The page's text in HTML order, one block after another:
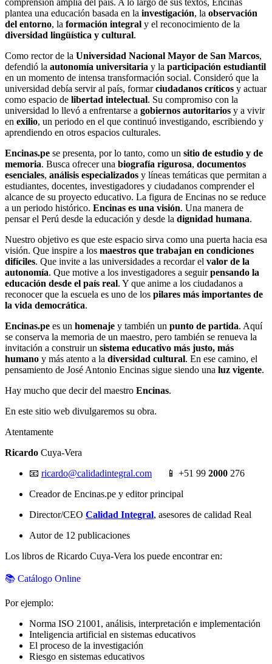
comprensión amplia del país. A lo largo de sus textos, Encinas
plantea una educación basada en la investigación, la observación
del entorno, la formación integral y el reconocimiento de la
diversidad lingüística y cultural.
Como rector de la Universidad Nacional Mayor de San Marcos,
defendió la autonomía universitaria y la participación estudiantil
en un momento de intensa transformación social. Consideró que la
universidad debía servir al país, formarciudadanos críticos y actuar
como espacio de libertad intelectual. Su compromiso con la
universidad lo llevó a enfrentarse a gobiernos autoritarios y a vivir
en exilio, un periodo en el que continuó investigando, escribiendo y
aprendiendo en otros espacios culturales.
Encinas.pe se presenta, por lo tanto, como un sitio de estudio y de
memoria. Busca ofrecer una biografía rigurosa, documentos
esenciales, análisis especializados y líneas temáticas que permitan a
estudiantes, docentes, investigadores y ciudadanos comprender el
alcance de su proyecto educativo. La figura de Encinas no se reduce
a un periodo histórico. Encinas es una visión. Una manera de
pensar el Perú desde la educación y desde la dignidad humana.
Nuestro objetivo es que este espacio sirva como una puerta hacia esa
visión. Que inspire a los maestros que trabajan en condiciones
difíciles. Que invite a las universidades a recordar el valor de la
autonomía. Que motive a los investigadores a seguirpensando la
educación desde el país real. Y que anime a los ciudadanos a
reconocer que la escuela es uno de los pilares más importantes de
la vida democrática.
Encinas.pe es un homenaje y también un punto de partida. Aquí
se conserva la memoria de un maestro, pero también se renueva la
invitación a construir un sistema educativo más justo, más
humano y más atento a la diversidad cultural. En ese camino, el
pensamiento de José Antonio Encinas sigue siendo una luz vigente.
Hay mucho que decir del maestro Encinas.
En este sitio web divulgaremos su obra.
Atentamente
Ricardo Cuya-Vera
📧 ricardo@calidadintegral.com 📱 +51 99 2000 276
Creador de Encinas.pe y editor principal
Director/CEO Calidad Integral, asesores de calidad Real
Autor de 12 publicaciones
Los libros de Ricardo Cuya-Vera los puede encontrar en:
📚 Catálogo Online
Por ejemplo:
Norma ISO 21001, análisis, interpretación e implementación
Inteligencia artificial en sistemas educativos
El proceso de la investigación
Riesgo en sistemas educativos